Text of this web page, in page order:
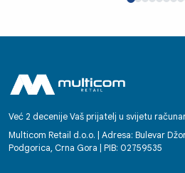
Već 2 decenije Vaš prijatelj u svijetu
Multicom Retail d.o.o. | Adresa: Bulevar
Podgorica, Crna Gora | PIB: 02759535